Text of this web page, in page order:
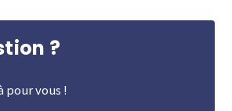
?
pour vous !